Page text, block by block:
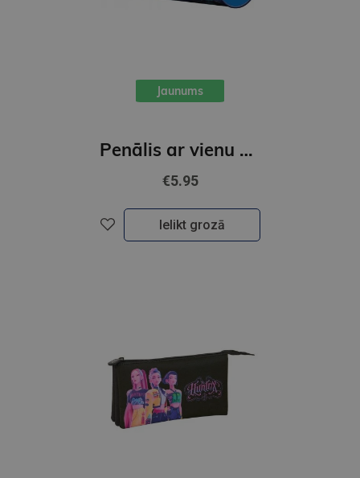
Jaunums
Penālis ar vienu nodalījumu, bez piederumiem, Paw Patrol
€5.95
Ielikt grozā